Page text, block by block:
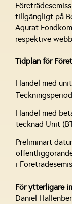
tillgängligt på
Aqurat
respektive
Tidplan för
Handel med
Teckningsperiod
Handel med
tecknad Unit
Preliminärt
i
För ytterligare
Daniel